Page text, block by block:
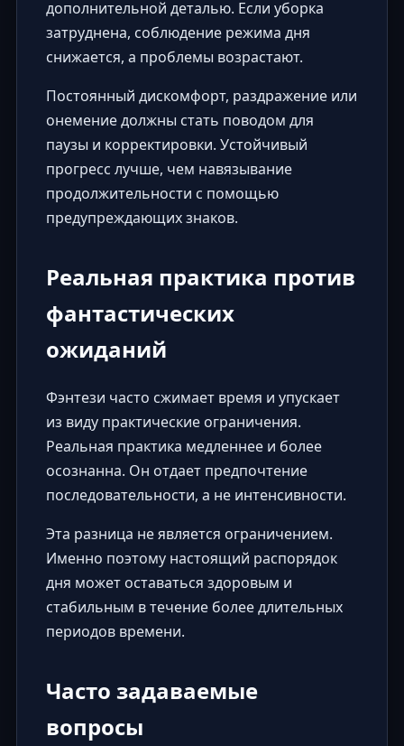
дополнительной деталью. Если уборка
затруднена, соблюдение режима дня
снижается, а проблемы возрастают.
Постоянный дискомфорт, раздражение или
онемение должны стать поводом для
паузы и корректировки. Устойчивый
прогресс лучше, чем навязывание
продолжительности с помощью
предупреждающих знаков.
Реальная практика против
фантастических
ожиданий
Фэнтези часто сжимает время и упускает
из виду практические ограничения.
Реальная практика медленнее и более
осознанна. Он отдает предпочтение
последовательности, а не интенсивности.
Эта разница не является ограничением.
Именно поэтому настоящий распорядок
дня может оставаться здоровым и
стабильным в течение более длительных
периодов времени.
Часто задаваемые
вопросы